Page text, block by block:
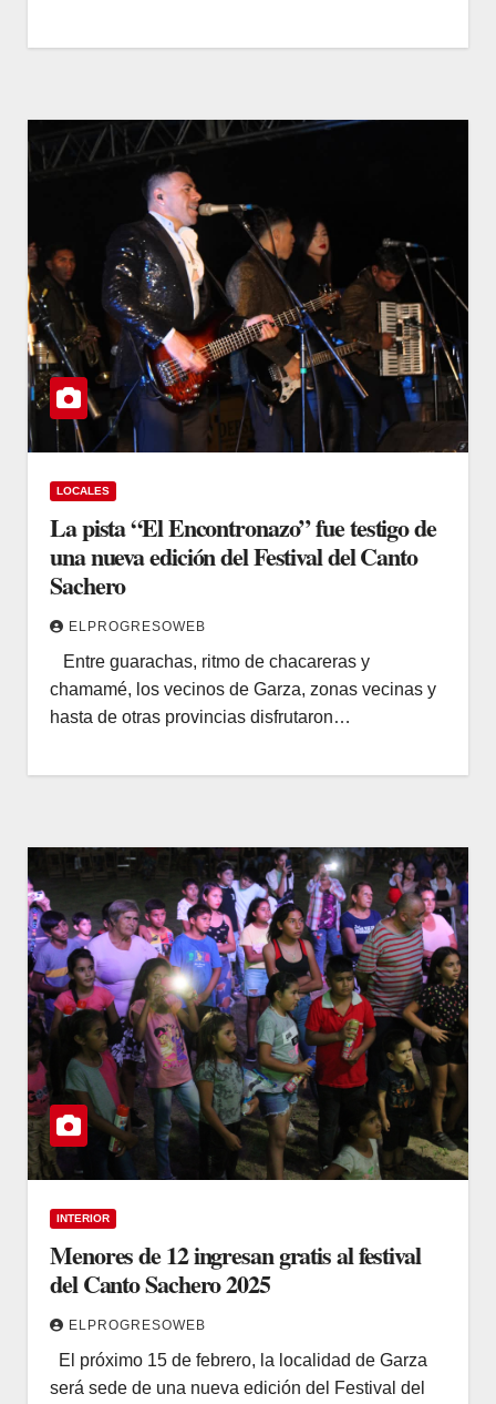
LOCALES
La pista “El Encontronazo” fue testigo de
una nueva edición del Festival del Canto
Sachero
ELPROGRESOWEB
Entre guarachas, ritmo de chacareras y
chamamé, los vecinos de Garza, zonas vecinas y
hasta de otras provincias disfrutaron…
INTERIOR
Menores de 12 ingresan gratis al festival
del Canto Sachero 2025
ELPROGRESOWEB
El próximo 15 de febrero, la localidad de Garza
será sede de una nueva edición del Festival del